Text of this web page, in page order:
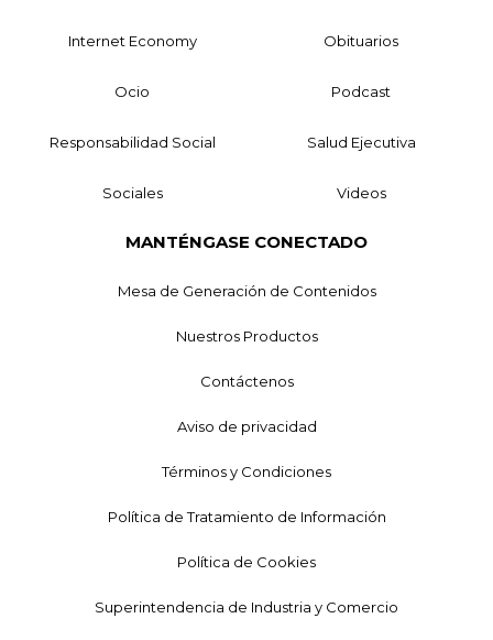
Internet Economy Obituarios
Ocio Podcast
Responsabilidad Social Salud Ejecutiva
Sociales Videos
MANTÉNGASE CONECTADO
Mesa de Generación de Contenidos
Nuestros Productos
Contáctenos
Aviso de privacidad
Términos y Condiciones
Política de Tratamiento de Información
Política de Cookies
Superintendencia de Industria y Comercio